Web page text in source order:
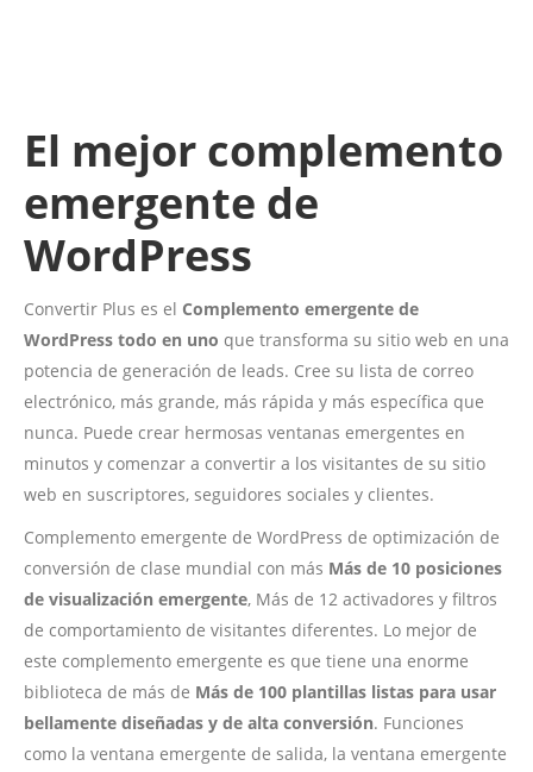
El mejor complemento
emergente de
WordPress
Convertir Plus es el Complemento emergente de
WordPress todo en uno que transforma su sitio web en una
potencia de generación de leads. Cree su lista de correo
electrónico, más grande, más rápida y más específica que
nunca. Puede crear hermosas ventanas emergentes en
minutos y comenzar a convertir a los visitantes de su sitio
web en suscriptores, seguidores sociales y clientes.
Complemento emergente de WordPress de optimización de
conversión de clase mundial con más Más de 10 posiciones
de visualización emergente, Más de 12 activadores y filtros
de comportamiento de visitantes diferentes. Lo mejor de
este complemento emergente es que tiene una enorme
biblioteca de más de Más de 100 plantillas listas para usar
bellamente diseñadas y de alta conversión. Funciones
como la ventana emergente de salida, la ventana emergente